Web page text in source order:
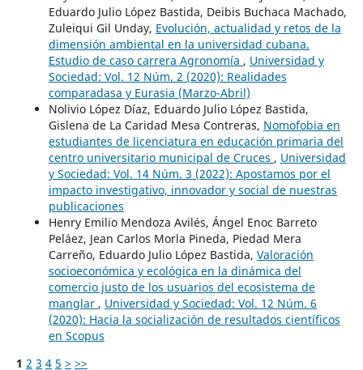
Eduardo Julio López Bastida, Deibis Buchaca Machado,
Zuleiqui Gil Unday, Evolución, actualidad y retos de la
dimensión ambiental en la universidad cubana.
Estudio de caso carrera Agronomía , Universidad y
Sociedad: Vol. 12 Núm. 2 (2020): Realidades
comparadasa y Eurasia (Marzo-Abril)
Nolivio López Díaz, Eduardo Julio López Bastida,
Gislena de La Caridad Mesa Contreras, Nomofobia en
estudiantes de licenciatura en educación primaria del
centro universitario municipal de Cruces , Universidad
y Sociedad: Vol. 14 Núm. 3 (2022): Apostamos por el
impacto investigativo, innovador y social de nuestras
publicaciones
Henry Emilio Mendoza Avilés, Ángel Enoc Barreto
Peláez, Jean Carlos Morla Pineda, Piedad Mera
Carreño, Eduardo Julio López Bastida, Valoración
socioeconómica y ecológica en la dinámica del
comercio justo de los usuarios del ecosistema de
manglar , Universidad y Sociedad: Vol. 12 Núm. 6
(2020): Hacia la socialización de resultados científicos
en Scopus
1 2 3 4 5 > >>